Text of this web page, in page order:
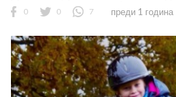
0 0 7 преди 1 година